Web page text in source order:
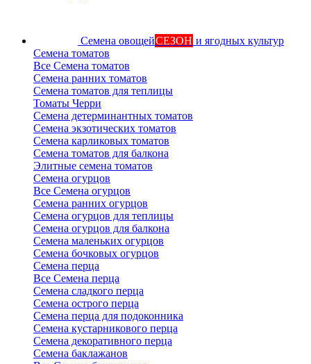
Семена овощейСЕЗОН и ягодных культур
Семена томатов
Все Семена томатов
Семена ранних томатов
Семена томатов для теплицы
Томаты Черри
Семена детерминантных томатов
Семена экзотических томатов
Семена карликовых томатов
Семена томатов для балкона
Элитные семена томатов
Семена огурцов
Все Семена огурцов
Семена ранних огурцов
Семена огурцов для теплицы
Семена огурцов для балкона
Семена маленьких огурцов
Семена бочковых огурцов
Семена перца
Все Семена перца
Семена сладкого перца
Семена острого перца
Семена перца для подоконника
Семена кустарникового перца
Семена декоративного перца
Семена баклажанов